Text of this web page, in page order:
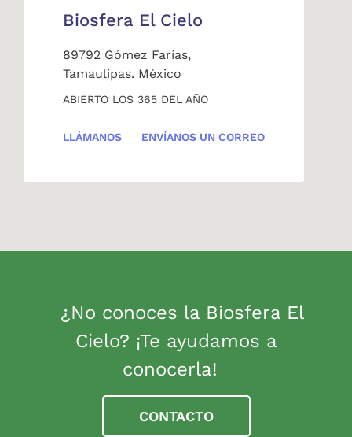
Biosfera El Cielo
89792 Gómez Farías,
Tamaulipas. México
ABIERTO LOS 365 DEL AÑO
LLÁMANOS ENVÍANOS UN CORREO
¿No conoces la Biosfera El
Cielo? ¡Te ayudamos a
conocerla!
CONTACTO